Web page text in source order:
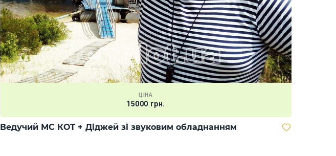
ЦІНА
15000 грн.
Ведучий МС КОТ + Діджей зі звуковим обладнанням